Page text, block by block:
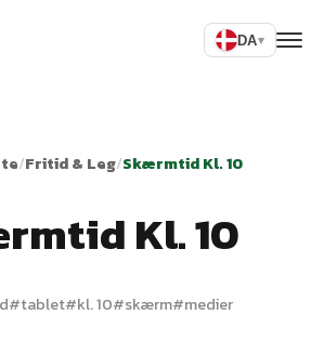
DA▾
/Fritid & Leg/Skærmtid Kl. 10
Kl. 10
#tablet#kl. 10#skærm#medier